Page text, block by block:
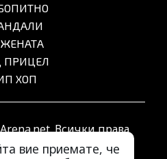
вие приемате, че
ЖЕНАТА
ПРИЦЕЛ
ХОП
Всички права